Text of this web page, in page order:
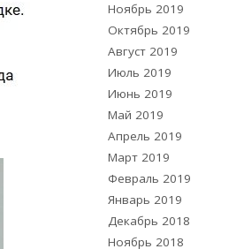
Ноябрь 2019
Октябрь 2019
Август 2019
Июль 2019
Июнь 2019
Май 2019
Апрель 2019
Март 2019
Февраль 2019
Январь 2019
Декабрь 2018
Ноябрь 2018